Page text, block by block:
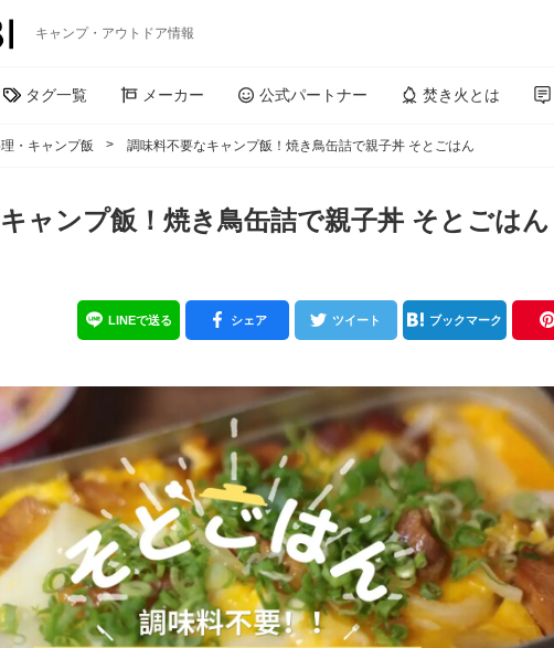
キャンプ・アウトドア情報
タグ一覧 メーカー 公式パートナー 焚き火とは
・キャンプ飯 調味料不要なキャンプ飯！焼き鳥缶詰で親子丼 そとごはん
ャンプ飯！焼き鳥缶詰で親子丼 そとごはん
LINEで送る シェア ツイート ブックマーク